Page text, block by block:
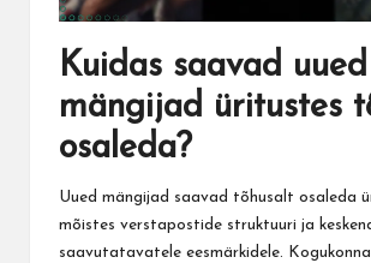
Kuidas saavad uued
mängijad üritustes
osaleda?
Uued mängijad saavad tõhusalt osaleda
mõistes verstapostide struktuuri ja
saavutatavatele eesmärkidele.